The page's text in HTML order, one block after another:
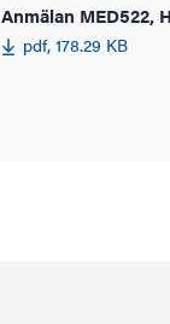
Anmälan MED522,
pdf, 178.29 KB